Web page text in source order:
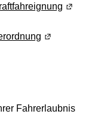
(Wird in
(Wird in
Fahrerlaubnis